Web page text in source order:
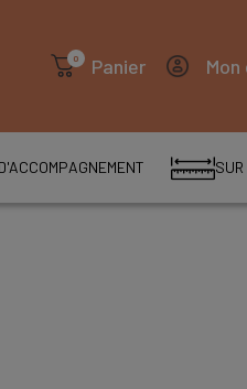
0 Panier
SUR